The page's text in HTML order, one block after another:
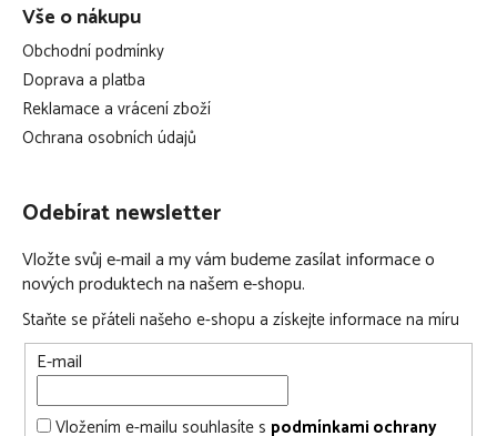
Vše o nákupu
Obchodní podmínky
Doprava a platba
Reklamace a vrácení zboží
Ochrana osobních údajů
Odebírat newsletter
Vložte svůj e-mail a my vám budeme zasílat informace o
nových produktech na našem e-shopu.
Staňte se přáteli našeho e-shopu a získejte informace na míru
E-mail
Vložením e-mailu souhlasíte s podmínkami ochrany